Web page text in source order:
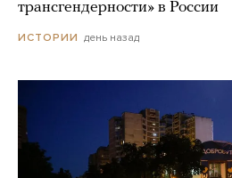
трансгендерности» в России
ИСТОРИИ день назад